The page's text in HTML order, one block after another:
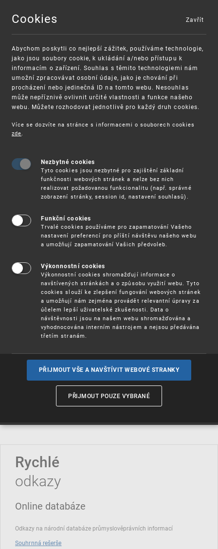
MENU
VAROVÁNÍ
Finanční podpora
Vynálezy / Patenty
Užitnévzory
Ochrannéznámky
Označení původua zeměpisná
Rychlé
odkazy
Online databáze
Odkazy na národní databáze průmyslověprávních informací
Souhrnná rešerše
Cookies
Abychom poskytli co nejlepší zážitek, používáme technologie,
jako jsou soubory cookie, k ukládání a/nebo přístupu k
informacím o zařízení. Souhlas s těmito technologiemi nám
umožní zpracovávat osobní údaje, jako je chování při
procházení nebo jedinečná ID na tomto webu. Nesouhlas
může nepříznivě ovlivnit určité vlastnosti a funkce našeho
webu. Můžete rozhodovat jednotlivě pro každý druh cookies.
Více se dozvíte na stránce s informacemi o souborech cookies
zde.
Nezbytné cookies
Tyto cookies jsou nezbytné pro zajištění základní
funkčnosti webových stránek a nelze bez nich
realizovat požadovanou funkcionalitu (např. správné
zobrazení stránky, session id, nastavení souhlasů).
Funkční cookies
Trvalé cookies používáme pro zapamatování Vašeho
nastavení preferencí pro příští návštěvu našeho webu
a umožňují zapamatování Vašich předvoleb.
Výkonnostní cookies
Výkonnostní cookies shromažďují informace o
navštívených stránkách a o způsobu využití webu. Tyto
cookies slouží ke zlepšení fungování webových stránek
a umožňují nám zejména provádět relevantní úpravy za
účelem lepší uživatelské zkušenosti. Data o
návštěvnosti jsou na našem webu shromažďována a
vyhodnocována interním nástrojem a nejsou předávána
třetím stranám.
PŘIJMOUT VŠE A NAVŠTÍVIT WEBOVÉ STRANKY
PŘIJMOUT POUZE VYBRANÉ
Zavřít